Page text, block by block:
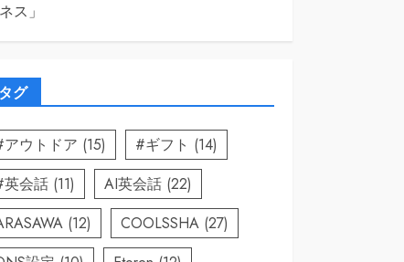
ス」
タグ
アウトドア (15) #ギフト (14)
英会話 (11) AI英会話 (22)
(12) COOLSSHA (27)